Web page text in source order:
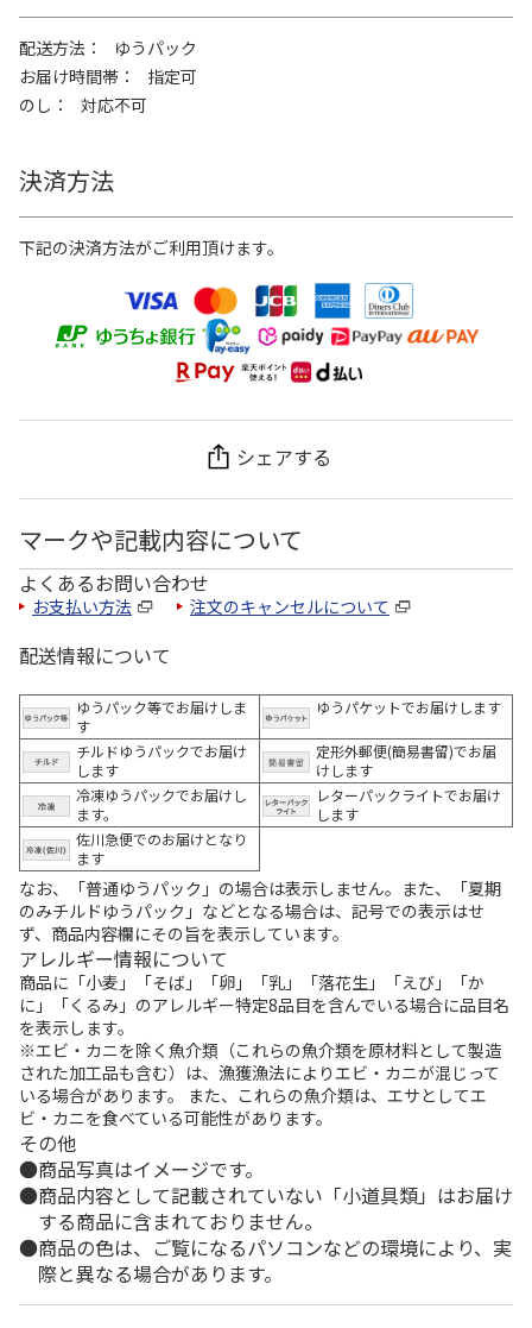
配送方法
ゆうパック
お届け時間帯
指定可
のし
対応不可
決済方法
下記の決済方法がご利用頂けます。
シェアする
マークや記載内容について
よくあるお問い合わせ
お支払い方法 注文のキャンセルについて
配送情報について
ゆうパック等でお届けしま
す
ゆうパケットでお届けします
チルドゆうパックでお届け
します
定形外郵便(簡易書留)でお届
けします
冷凍ゆうパックでお届けし
ます。
レターパックライトでお届け
します
佐川急便でのお届けとなり
ます
なお、「普通ゆうパック」の場合は表示しません。また、「夏期
のみチルドゆうパック」などとなる場合は、記号での表示はせ
ず、商品内容欄にその旨を表示しています。
アレルギー情報について
商品に「小麦」「そば」「卵」「乳」「落花生」「えび」「か
に」「くるみ」のアレルギー特定8品目を含んでいる場合に品目名
を表示します。
※エビ・カニを除く魚介類（これらの魚介類を原材料として製造
された加工品も含む）は、漁獲漁法によりエビ・カニが混じって
いる場合があります。 また、これらの魚介類は、エサとしてエ
ビ・カニを食べている可能性があります。
その他
商品写真はイメージです。
商品内容として記載されていない「小道具類」はお届け
する商品に含まれておりません。
商品の色は、ご覧になるパソコンなどの環境により、実
際と異なる場合があります。